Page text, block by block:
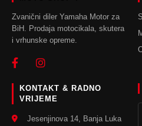
Zvanični diler Yamaha Motor za
BiH. Prodaja motocikala, skutera
i vrhunske opreme.
KONTAKT & RADNO
VRIJEME
Jesenjinova 14, Banja Luka